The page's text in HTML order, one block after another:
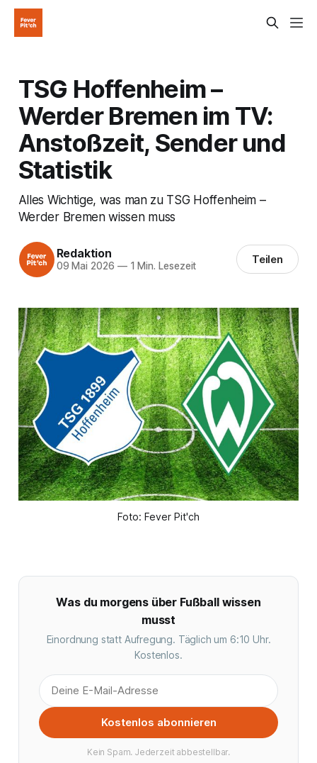
TSG Hoffenheim –
Werder Bremen im TV:
Anstoßzeit, Sender und
Statistik
Alles Wichtige, was man zu TSG Hoffenheim –
Werder Bremen wissen muss
Redaktion
09 Mai 2026 —1 Min. Lesezeit Teilen
Foto: Fever Pit'ch
Was du morgens über Fußball wissen
musst
Einordnung statt Aufregung. Täglich um 6:10 Uhr.
Kostenlos.
Kostenlos abonnieren
Kein Spam. Jederzeit abbestellbar.